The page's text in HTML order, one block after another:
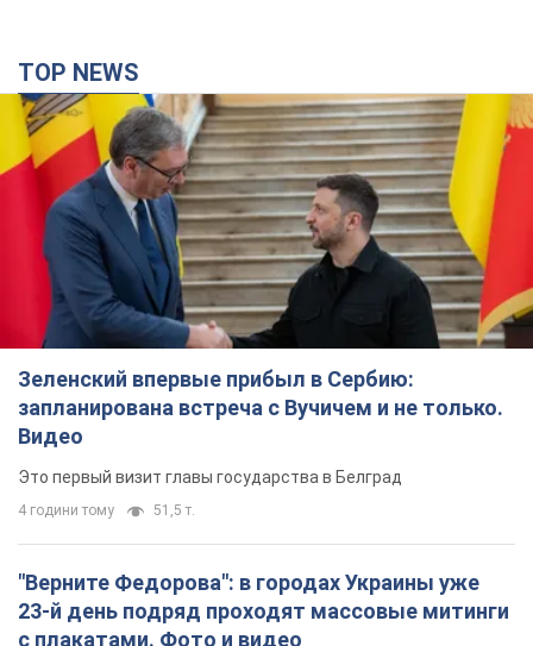
TOP NEWS
Зеленский впервые прибыл в Сербию:
запланирована встреча с Вучичем и не только.
Видео
Это первый визит главы государства в Белград
4 години тому 51,5 т.
"Верните Федорова": в городах Украины уже
23-й день подряд проходят массовые митинги
с плакатами. Фото и видео